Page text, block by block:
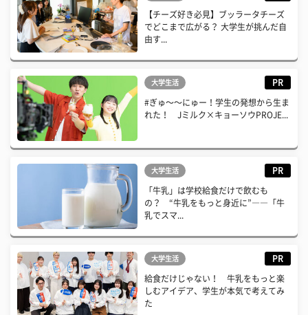
【チーズ好き必見】ブッラータチーズ
でどこまで広がる？ 大学生が挑んだ自
由す...
大学生活 PR
#ぎゅ〜〜にゅー！学生の発想から生ま
れた！ Jミルク×キョーソウPROJE...
大学生活 PR
「牛乳」は学校給食だけで飲むも
の？ “牛乳をもっと身近に”――「牛
乳でスマ...
大学生活 PR
給食だけじゃない！ 牛乳をもっと楽
しむアイデア、学生が本気で考えてみ
た